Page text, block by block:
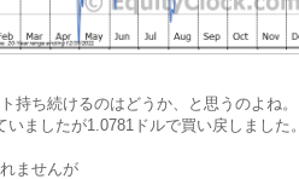
持ち続けるのはどうか、と思うのよね。
ましたが1.0781ドルで買い戻しました。
ませんが